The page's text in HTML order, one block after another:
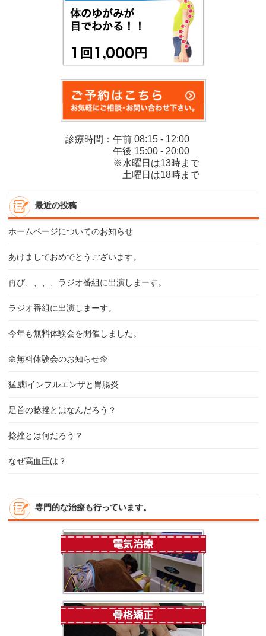
診療時間：午前 08:15 - 12:00
午後 15:00 - 20:00
※水曜日は13時まで
土曜日は18時まで
最近の投稿
ホームページについてのお知らせ
あけましておめでとうございます。
再び、、、、ラジオ番組に出演しまーす。
ラジオ番組に出演しまーす。
今年も無料体験会を開催しました。
🌼無料体験会のお知らせ🌼
猛威❕インフルエンザと胃腸炎
足首の捻挫とはなんだろう？
捻挫とは何だろう？
なぜ高血圧は？
専門的な治療も行っています。